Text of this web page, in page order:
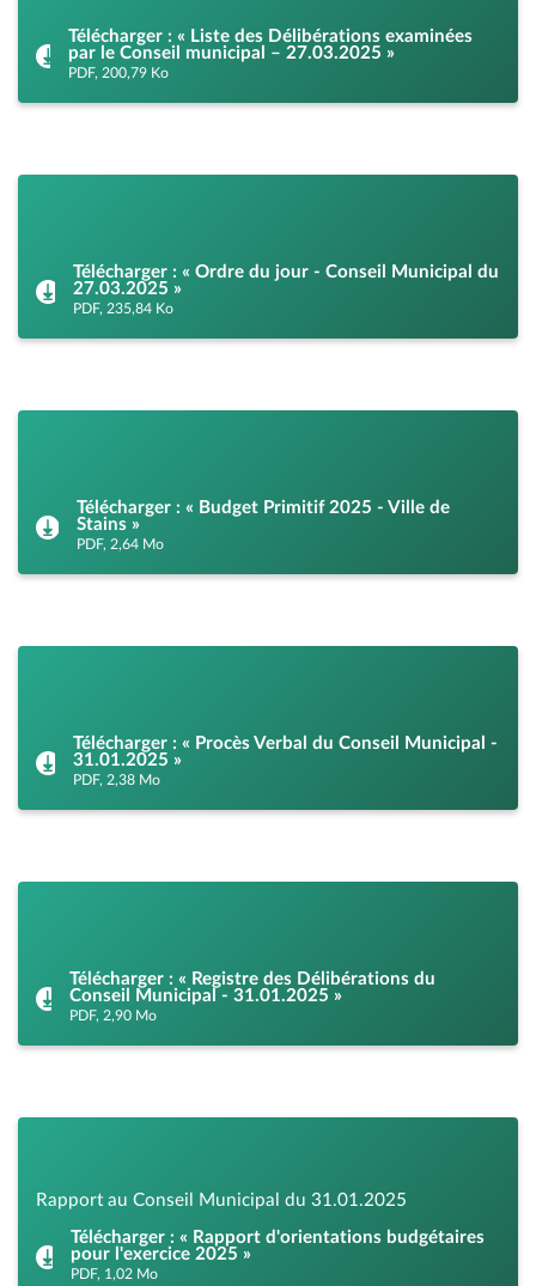
Télécharger : « Liste des Délibérations examinées
par le Conseil municipal – 27.03.2025 »
PDF, 200,79 Ko
Télécharger : « Ordre du jour - Conseil Municipal du
27.03.2025 »
PDF, 235,84 Ko
Télécharger : « Budget Primitif 2025 - Ville de
Stains »
PDF, 2,64 Mo
Télécharger : « Procès Verbal du Conseil Municipal -
31.01.2025 »
PDF, 2,38 Mo
Télécharger : « Registre des Délibérations du
Conseil Municipal - 31.01.2025 »
PDF, 2,90 Mo
Rapport au Conseil Municipal du 31.01.2025
Télécharger : « Rapport d'orientations budgétaires
pour l'exercice 2025 »
PDF, 1,02 Mo